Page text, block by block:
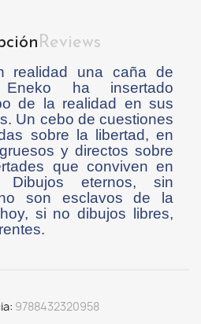
Reviews
realidad una caña de
ha insertado
de la realidad en sus
Un cebo de cuestiones
sobre la libertad, en
y directos sobre
que conviven en
Dibujos eternos, sin
son esclavos de la
si no dibujos libres,
9788432320958